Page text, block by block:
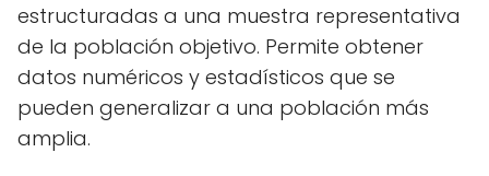
estructuradas a una muestra representativa
de la población objetivo. Permite obtener
datos numéricos y estadísticos que se
pueden generalizar a una población más
amplia.